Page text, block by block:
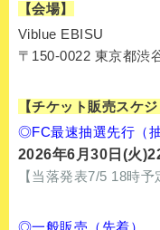
【会場】
Viblue EBISU
〒150-0022 東京都渋
【チケット販売スケジ
◎FC最速抽選先行（抽
2026年6月30日(火
【当落発表7/5 18時予
◎一般販売（先着）